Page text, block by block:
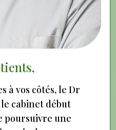
à vos côtés, le Dr
cabinet début
poursuivre une